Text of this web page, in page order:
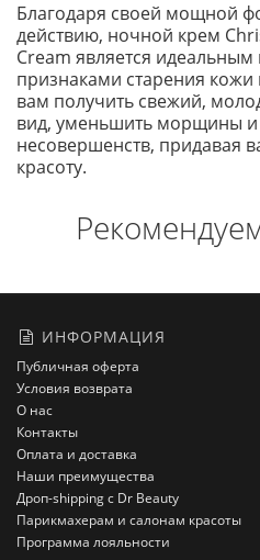
Благодаря своей мощной
действию, ночной крем
Cream является
признаками старения
вам получить свежий,
вид, уменьшить морщины и
несовершенств, придавая
красоту.
ИНФОРМАЦИЯ
Публичная оферта
Условия возврата
О нас
Контакты
Оплата и доставка
Наши преимущества
Дроп-shipping с Dr Beauty
Парикмахерам и салонам красоты
Программа лояльности